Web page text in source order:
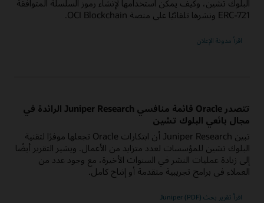
البلوك تشين، وكيف يمكن استخدامها لإنشاء رموز السلسلة المتوافقة
ERC-721 ونشرها تلقائيًا على منصة OCI Blockchain.
اقرأ مدونة الإعلان
تتصدر Oracle قائمة منافسي Juniper Research الرائدة في
مجال بائعي البلوك تشين
تبين Juniper Research أن ابتكارات Oracle تجعلها موفرًا لتقنية
البلوك تشين للمؤسسات لعدد متزايد من الأعمال. ويشير التقرير أيضًا
إلى زيادة عمليات النشر في السنوات الأخيرة، مع وجود عدد من
العملاء في برامج تجريبية متقدمة أو إنتاج كامل.
اقرأ تقرير بحث Juniper (PDF)